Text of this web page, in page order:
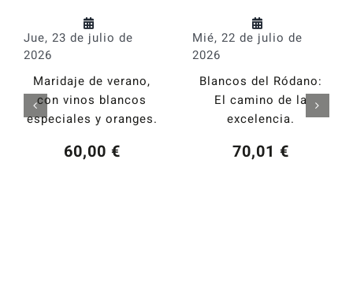
Jue, 23 de julio de
2026
Maridaje de verano,
con vinos blancos
especiales y oranges.
60,00 €
Mié, 22 de julio de
2026
Blancos del Ródano:
El camino de la
excelencia.
70,01 €